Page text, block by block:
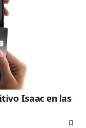
Isaac en las